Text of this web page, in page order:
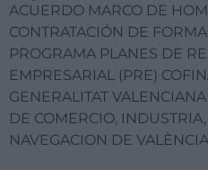
ACUERDO MARCO DE
CONTRATACIÓN DE
PROGRAMA PLANES DE
EMPRESARIAL (PRE)
GENERALITAT
DE COMERCIO,
NAVEGACION DE